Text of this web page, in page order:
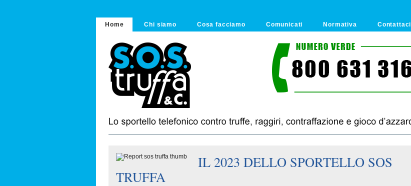
Home Chi siamo Cosa facciamo Comunicati Normativa Contattaci
IL 2023 DELLO SPORTELLO SOS
TRUFFA